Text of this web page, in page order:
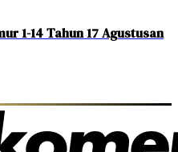
1-14 Tahun 17 Agustusan